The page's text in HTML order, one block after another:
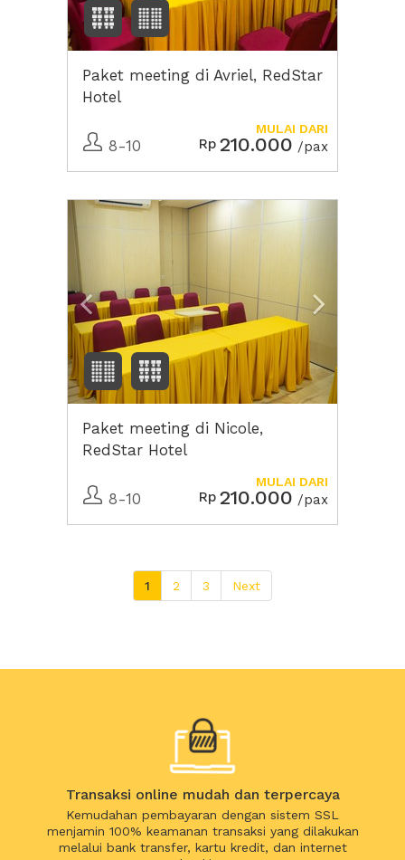
Paket meeting di Avriel, RedStar
Hotel
8-10 Rp 210.000 /pax
MULAI DARI
Previous
Paket meeting di Nicole,
RedStar Hotel
8-10 Rp 210.000 /pax
MULAI DARI
1 2 3 Next
Transaksi online mudah dan terpercaya
Kemudahan pembayaran dengan sistem SSL
menjamin 100% keamanan transaksi yang dilakukan
melalui bank transfer, kartu kredit, dan internet